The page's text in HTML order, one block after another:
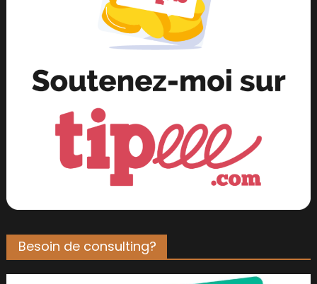
Besoin de consulting?